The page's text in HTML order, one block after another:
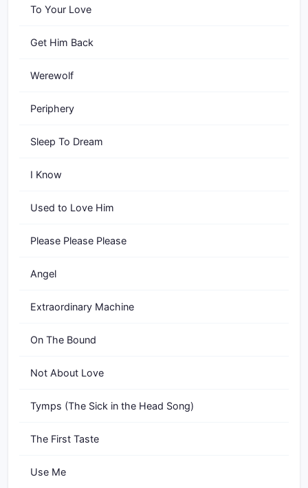
To Your Love
Get Him Back
Werewolf
Periphery
Sleep To Dream
I Know
Used to Love Him
Please Please Please
Angel
Extraordinary Machine
On The Bound
Not About Love
Tymps (The Sick in the Head Song)
The First Taste
Use Me